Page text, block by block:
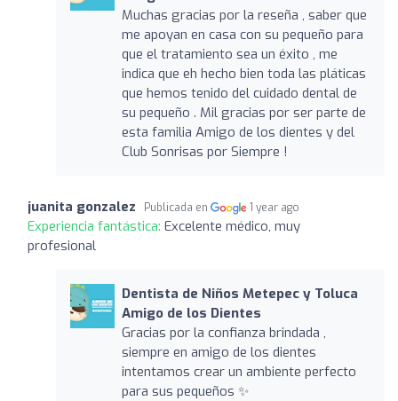
Muchas gracias por la reseña , saber que
me apoyan en casa con su pequeño para
que el tratamiento sea un éxito , me
indica que eh hecho bien toda las pláticas
que hemos tenido del cuidado dental de
su pequeño . Mil gracias por ser parte de
esta familia Amigo de los dientes y del
Club Sonrisas por Siempre !
juanita gonzalez Publicada en 1 year ago
Experiencia fantástica: Excelente médico, muy
profesional
Dentista de Niños Metepec y Toluca
Amigo de los Dientes
Gracias por la confianza brindada ,
siempre en amigo de los dientes
intentamos crear un ambiente perfecto
para sus pequeños ✨